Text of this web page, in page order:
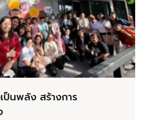
ป็นพลัง สร้างการ